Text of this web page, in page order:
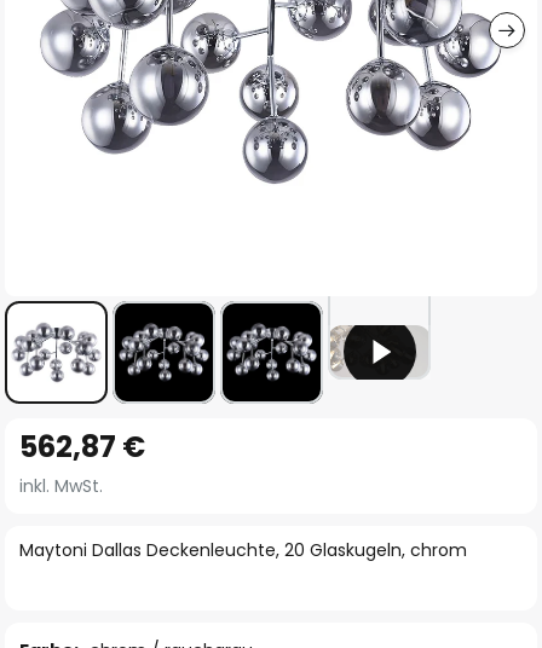
Anfang
der
springen
Maytoni Dallas Deckenleuchte, 20 Glaskugeln, chrom
562,87 €
inkl. MwSt.